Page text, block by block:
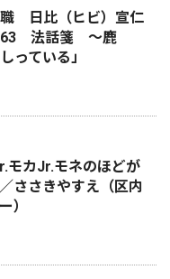
日比（ヒビ）宣仁
63 法話箋 〜鹿
っている」
カJr.モネのほどが
ささきやすえ（区内
）